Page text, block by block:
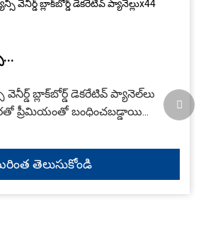
వెనీర్డ్ బ్లాక్‌బోర్డ్ డెకరేటివ్ ప్యానెల్‌లు
ప్రీమియంతో బంధించబడ్డాయి...
తెలుసుకోండి